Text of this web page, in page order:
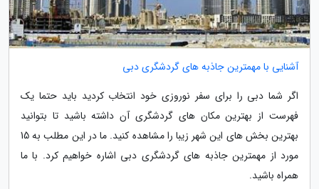
آشنایی با مهمترین جاذبه های گردشگری دبی
اگر شما دبی را برای سفر نوروزی خود انتخاب کردید باید حتما یک
فهرست از بهترین مکان های گردشگری آن داشته باشید تا بتوانید
بهترین بخش های این شهر زیبا را مشاهده کنید. ما در این مطلب به 15
مورد از مهمترین جاذبه های گردشگری دبی اشاره خواهیم کرد. با ما
همراه باشید.